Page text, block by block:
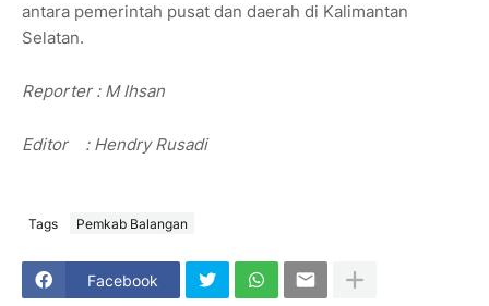
antara pemerintah pusat dan daerah di Kalimantan
Selatan.
Reporter : M Ihsan
Editor : Hendry Rusadi
Tags Pemkab Balangan
Facebook